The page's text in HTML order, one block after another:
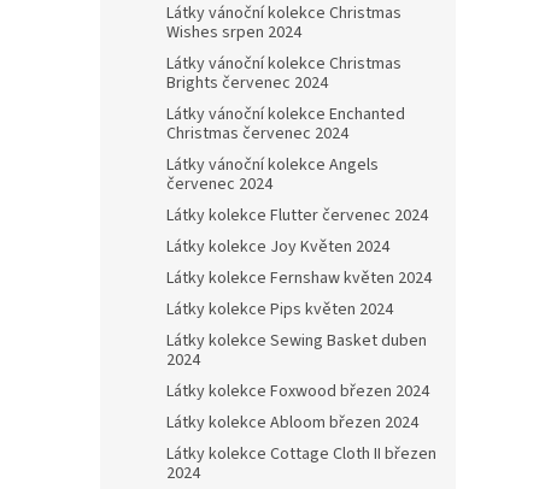
Látky vánoční kolekce Christmas
Wishes srpen 2024
Látky vánoční kolekce Christmas
Brights červenec 2024
Látky vánoční kolekce Enchanted
Christmas červenec 2024
Látky vánoční kolekce Angels
červenec 2024
Látky kolekce Flutter červenec 2024
Látky kolekce Joy Květen 2024
Látky kolekce Fernshaw květen 2024
Látky kolekce Pips květen 2024
Látky kolekce Sewing Basket duben
2024
Látky kolekce Foxwood březen 2024
Látky kolekce Abloom březen 2024
Látky kolekce Cottage Cloth II březen
2024